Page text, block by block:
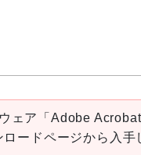
ェア「Adobe
ードページから入手